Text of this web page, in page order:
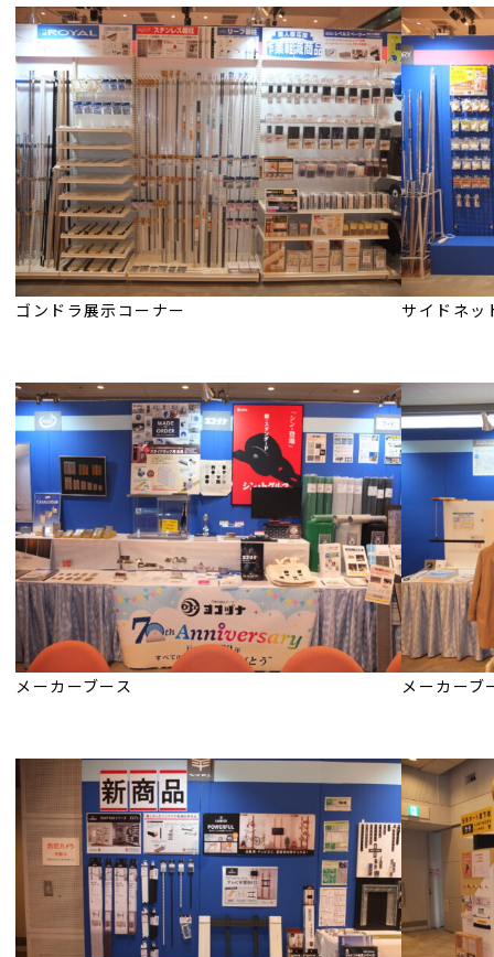
ゴンドラ展示コーナー サイドネッ
メーカーブース メーカーブ